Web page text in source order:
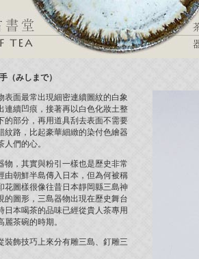
（みしまで）
表面最常出現細密連續圖紋的白象
連續凹痕，接著再以白色化妝土整
的部分，再用道具刮去表面不需要
紋路，比起豪華細緻的染付色繪器
們的心。
物，其實與粉引一樣也是歷史非常
由朝鮮半島傳入日本，但為何被稱
花圖樣很像往昔日本靜岡縣三島神
的圖形，三島器物出現在歷史舞台
日本喝茶的品味已經從貴人茶專用
茶碗的時期。
裝飾技巧上來分有雕三島、釘雕三